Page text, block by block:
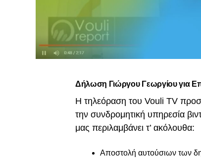
Δήλωση Γιώργου Γεωργίου για
Η τηλεόραση του Vouli TV
την συνδρομητική υπηρεσία
μας περιλαμβάνει τ’ ακόλουθα:
Αποστολή αυτούσιων των